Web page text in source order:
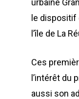
urbaine
le
l’île de La
Ces
l’intérêt du
aussi son